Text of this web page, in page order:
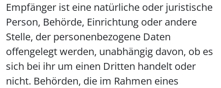
Empfänger ist eine natürliche oder juristische
Person, Behörde, Einrichtung oder andere
Stelle, der personenbezogene Daten
offengelegt werden, unabhängig davon, ob es
sich bei ihr um einen Dritten handelt oder
nicht. Behörden, die im Rahmen eines